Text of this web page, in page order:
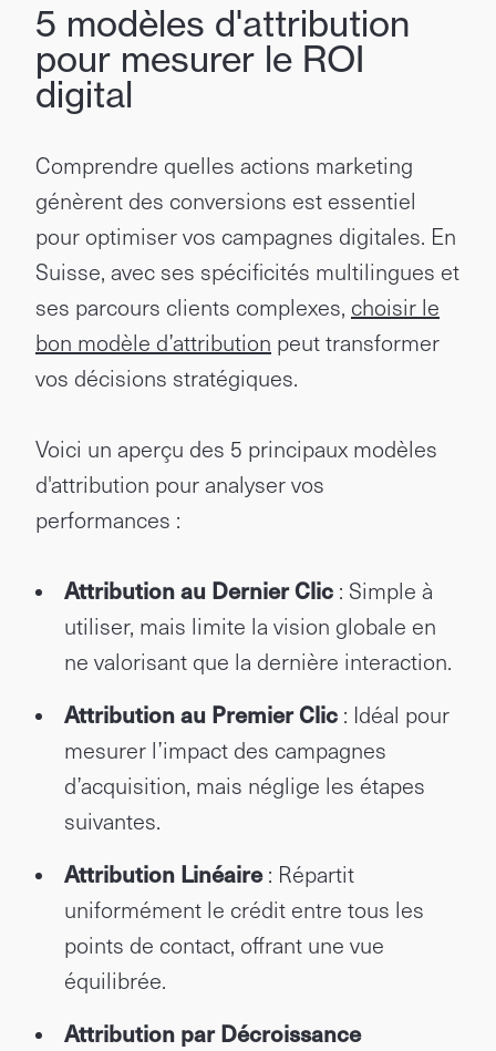
5 modèles d'attribution
pour mesurer le ROI
digital
Comprendre quelles actions marketing
génèrent des conversions est essentiel
pour optimiser vos campagnes digitales. En
Suisse, avec ses spécificités multilingues et
ses parcours clients complexes, choisir le
bon modèle d’attribution peut transformer
vos décisions stratégiques.
Voici un aperçu des 5 principaux modèles
d'attribution pour analyser vos
performances :
Attribution au Dernier Clic : Simple à
utiliser, mais limite la vision globale en
ne valorisant que la dernière interaction.
Attribution au Premier Clic : Idéal pour
mesurer l’impact des campagnes
d’acquisition, mais néglige les étapes
suivantes.
Attribution Linéaire: Répartit
uniformément le crédit entre tous les
points de contact, offrant une vue
équilibrée.
Attribution par Décroissance